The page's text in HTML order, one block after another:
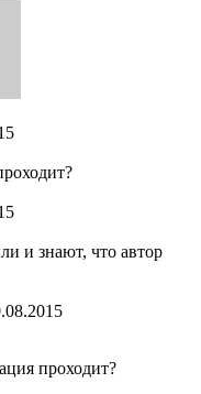
и знают, что автор
проходит?